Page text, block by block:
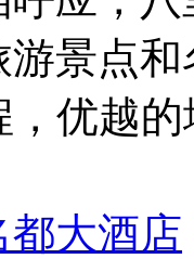
景点
，优越
都大酒店